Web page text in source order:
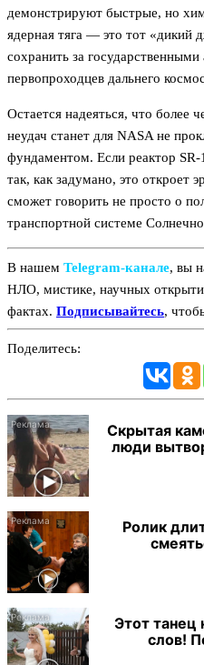
демонстрируют быстрые, но
ядерная тяга — это тот «дикий
сохранить за государственными
первопроходцев дальнего
Остается надеяться, что более
неудач станет для NASA не
фундаментом. Если реактор SR-
так, как задумано, это откроет
сможет говорить не просто о
транспортной системе
В нашем Telegram‑канале, вы
НЛО, мистике, научных
фактах. Подписывайтесь,
Поделитесь:
Скрытая
люди
Ролик
Этот танец
слов!